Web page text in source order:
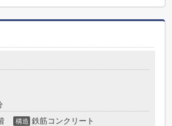
構造 鉄筋コンクリート